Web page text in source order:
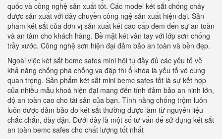
quốc và công nghệ sản xuất tốt. Các model két sắt chống cháy
được sản xuất với dây chuyền công ngệ sản xuất hiện đại. Sản
phẩm két sắt của đơn vị sản xuất két cao cấp đem đến sự an toàn
và an tâm cho khách hàng. Bề mặt két vân tay với lớp sơn chống
trầy xước. Công nghệ sơn hiện đại đảm bảo an toàn và bền đẹp.
Ngoài việc két sắt bemc safes mini hội tụ đầy đủ các yếu tố về
khả năng chống phá chống va đập thì ổ khóa là yếu tố vô cùng
quan trọng. Sản phẩm két sắt mini bemc safes tốt là sự kết hợp
của nhiều mẫu khoá hiện đại mang đến tính đảm bảo an ninh lớn,
độ an toàn cao cho tài sản của bạn. Tính năng chống trộm luôn
luôn được đảm bảo do két sắt thường được làm từ nguyên liệu
chắc chắn, dày dặn. Dưới đây là một số tư vấn để sử dụng két sắt
an toàn bemc safes cho chất lượng tốt nhất